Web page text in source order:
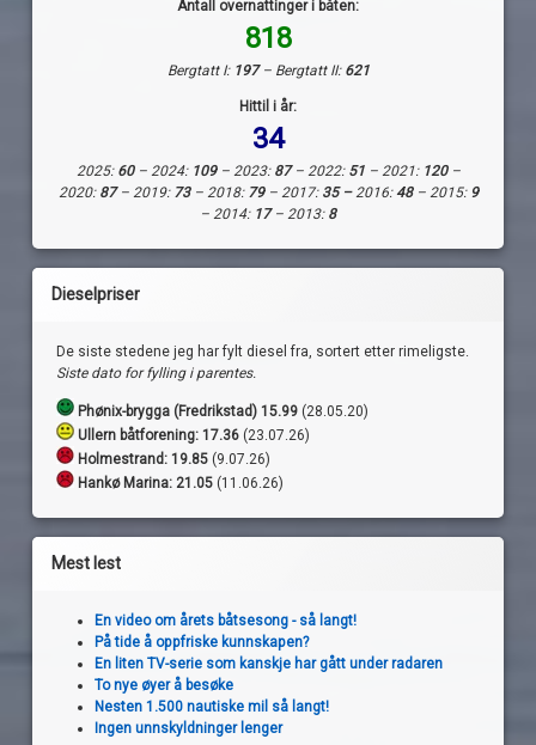
Antall overnattinger i båten:
818
Bergtatt I: 197– Bergtatt II: 621
Hittil i år:
34
2025: 60– 2024: 109– 2023: 87– 2022: 51– 2021: 120–
2020: 87– 2019: 73– 2018: 79– 2017: 35 –2016:48– 2015: 9
– 2014: 17– 2013: 8
Dieselpriser
De siste stedene jeg har fylt diesel fra, sortert etter rimeligste.
Siste dato for fylling i parentes.
Phønix-brygga (Fredrikstad) 15.99 (28.05.20)
Ullern båtforening: 17.36 (23.07.26)
Holmestrand: 19.85 (9.07.26)
Hankø Marina: 21.05 (11.06.26)
Mest lest
En video om årets båtsesong - så langt!
På tide å oppfriske kunnskapen?
En liten TV-serie som kanskje har gått under radaren
To nye øyer å besøke
Nesten 1.500 nautiske mil så langt!
Ingen unnskyldninger lenger